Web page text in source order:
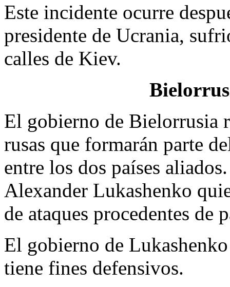
Este incidente ocurre
presidente de Ucrania,
calles de Kiev.
El gobierno de Bielorrusia
rusas que formarán parte
entre los dos países
Alexan­der Lukashenko
de ataques procedentes de
El gobierno de
tiene fines defensivos.